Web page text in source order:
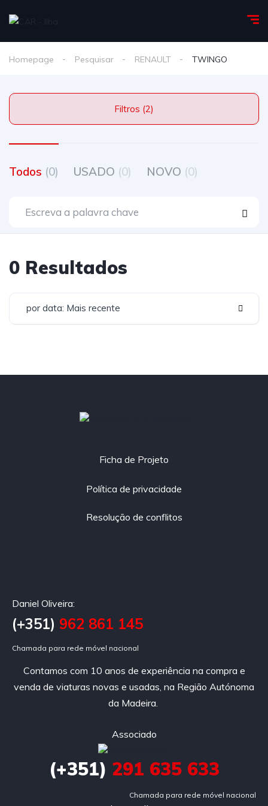
Homepage Pesquisar RENAULT TWINGO
Filtros (2)
Todos (0) USADO (0) NOVO (0)
0 Resultados
por data: Mais recente
Ficha de Projeto
Política de privacidade
Resolução de conflitos
Daniel Oliveira:
(+351) 962 861 145
Chamada para rede móvel nacional
Contamos com 10 anos de experiência na compra e
venda de viaturas novas e usadas, na Região Autónoma
da Madeira.
Associado
(+351) 291 635 633
Chamada para rede móvel nacional